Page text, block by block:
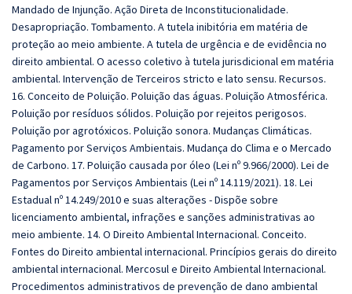
Mandado de Injunção. Ação Direta de Inconstitucionalidade.
Desapropriação. Tombamento. A tutela inibitória em matéria de
proteção ao meio ambiente. A tutela de urgência e de evidência no
direito ambiental. O acesso coletivo à tutela jurisdicional em matéria
ambiental. Intervenção de Terceiros stricto e lato sensu. Recursos.
16. Conceito de Poluição. Poluição das águas. Poluição Atmosférica.
Poluição por resíduos sólidos. Poluição por rejeitos perigosos.
Poluição por agrotóxicos. Poluição sonora. Mudanças Climáticas.
Pagamento por Serviços Ambientais. Mudança do Clima e o Mercado
de Carbono. 17. Poluição causada por óleo (Lei nº 9.966/2000). Lei de
Pagamentos por Serviços Ambientais (Lei nº 14.119/2021). 18. Lei
Estadual nº 14.249/2010 e suas alterações - Dispõe sobre
licenciamento ambiental, infrações e sanções administrativas ao
meio ambiente. 14. O Direito Ambiental Internacional. Conceito.
Fontes do Direito ambiental internacional. Princípios gerais do direito
ambiental internacional. Mercosul e Direito Ambiental Internacional.
Procedimentos administrativos de prevenção de dano ambiental